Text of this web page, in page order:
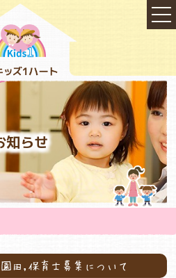
知らせ
田,保育士募集について